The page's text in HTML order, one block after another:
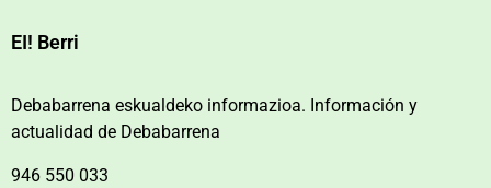
EI! Berri
Debabarrena eskualdeko informazioa. Información y
actualidad de Debabarrena
946 550 033